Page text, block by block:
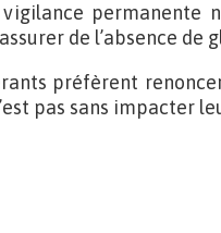
permanente
de l’absence de
préfèrent
pas sans impacter